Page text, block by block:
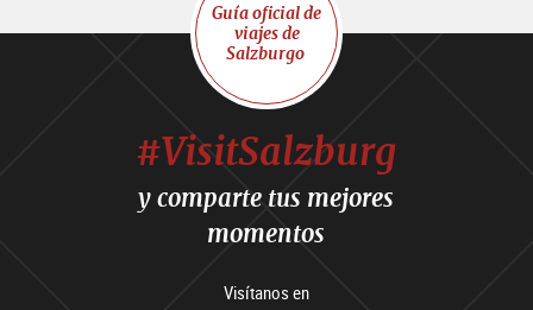
Guía oficial de
viajes de
Salzburgo
#VisitSalzburg
y comparte tus mejores
momentos
Visítanos en